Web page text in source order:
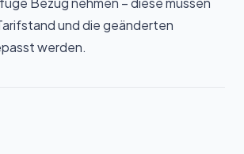
und die geänderten
werden.